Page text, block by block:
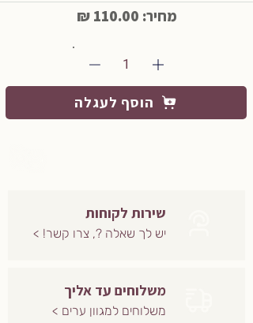
מחיר: 110.00 ₪
1
הוסף לעגלה
שירות לקוחות
יש לך שאלה ?, צרו קשר! >
משלוחים עד אליך
משלוחים למגוון ערים >